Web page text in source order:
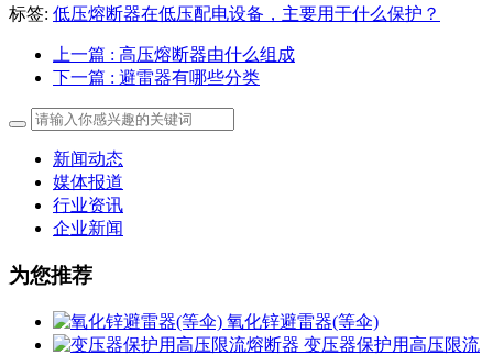
标签: 低压熔断器在低压配电设备，主要用于什么保护？
上一篇 : 高压熔断器由什么组成
下一篇 : 避雷器有哪些分类
新闻动态
媒体报道
行业资讯
企业新闻
为您推荐
氧化锌避雷器(等伞)
变压器保护用高压限流